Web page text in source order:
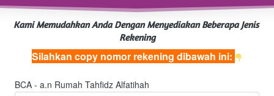
Kami Memudahkan Anda Dengan Menyediakan Beberapa Jenis
Rekening
Silahkan copy nomor rekening dibawah ini:
BCA - a.n Rumah Tahfidz Alfatihah